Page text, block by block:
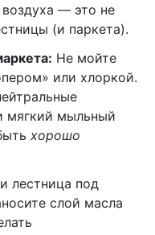
воздуха — это не
(и паркета).
Не мойте
или хлоркой.
мягкий мыльный
хорошо
лестница под
слой масла